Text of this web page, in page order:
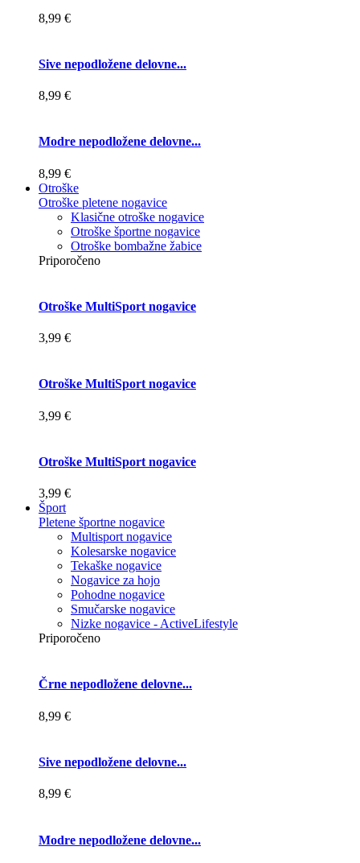
8,99 €
Sive nepodložene delovne...
8,99 €
Modre nepodložene delovne...
8,99 €
Otroške
Otroške pletene nogavice
Klasične otroške nogavice
Otroške športne nogavice
Otroške bombažne žabice
Priporočeno
Otroške MultiSport nogavice
3,99 €
Otroške MultiSport nogavice
3,99 €
Otroške MultiSport nogavice
3,99 €
Šport
Pletene športne nogavice
Multisport nogavice
Kolesarske nogavice
Tekaške nogavice
Nogavice za hojo
Pohodne nogavice
Smučarske nogavice
Nizke nogavice - ActiveLifestyle
Priporočeno
Črne nepodložene delovne...
8,99 €
Sive nepodložene delovne...
8,99 €
Modre nepodložene delovne...